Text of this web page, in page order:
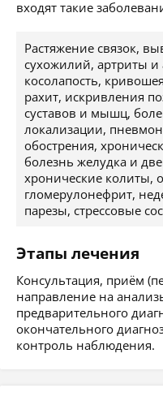
входят такие
Растяжение связок,
сухожилий, артриты и
косолапость,
рахит, искривления
суставов и мышц,
локализации,
обострения,
болезнь желудка и
хронические колиты,
гломерулонефрит,
парезы, стрессовые
Этапы лечения
Консультация, приём
направление на
предварительного
окончательного
контроль наблюдения.